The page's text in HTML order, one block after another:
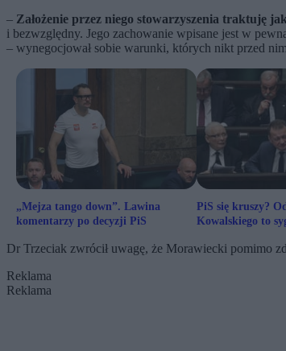
– Założenie przez niego stowarzyszenia traktuję
i bezwzględny. Jego zachowanie wpisane jest w
– wynegocjował sobie warunki, których nikt przed
„Mejza tango down”. Lawina
komentarzy po decyzji PiS
PiS się kruszy?
Kowalskiego to
Dr Trzeciak zwrócił uwagę, że Morawiecki pomimo
Reklama
Reklama